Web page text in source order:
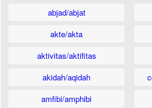
abjad/abjat
akte/akta
aktivitas/aktifitas
akidah/aqidah
amfibi/amphibi